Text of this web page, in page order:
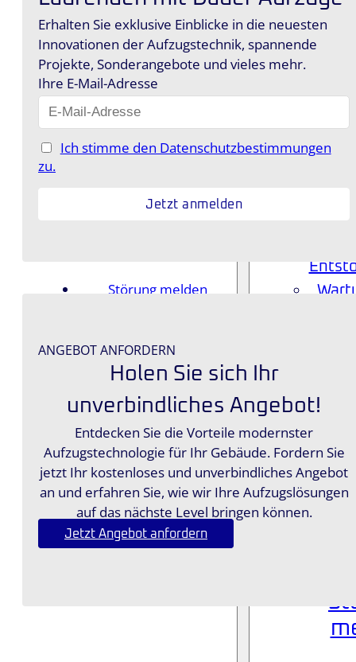
Entstörung
Wartung und
Inspektion
Modernisierung
Restauration
Schachtbau
Bausonder­
leistungen
Störung melden
Blog
Erhalten Sie exklusive Einblicke in die neuesten
Innovationen der Aufzugstechnik, spannende
Projekte, Sonderangebote und vieles mehr.
Ihre E-Mail-Adresse
Ich stimme den Datenschutzbestimmungen
zu.
ANGEBOT ANFORDERN
Holen Sie sich Ihr
unverbindliches Angebot!
Entdecken Sie die Vorteile modernster
Aufzugstechnologie für Ihr Gebäude. Fordern Sie
jetzt Ihr kostenloses und unverbindliches Angebot
an und erfahren Sie, wie wir Ihre Aufzugslösungen
auf das nächste Level bringen können.
Jetzt Angebot anfordern